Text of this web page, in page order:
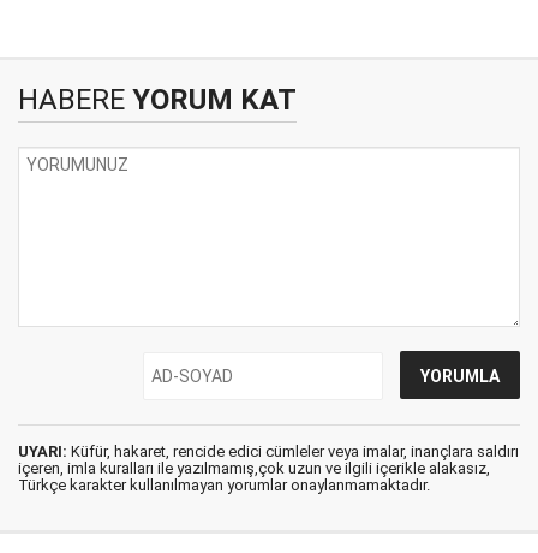
HABERE YORUM KAT
UYARI: Küfür, hakaret, rencide edici cümleler veya imalar, inançlara saldırı
içeren, imla kuralları ile yazılmamış,çok uzun ve ilgili içerikle alakasız,
Türkçe karakter kullanılmayan yorumlar onaylanmamaktadır.